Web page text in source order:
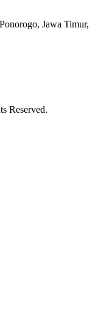
Jawa Timur,
Reserved.